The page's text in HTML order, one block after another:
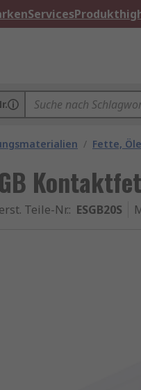
Services
/ Fette,
Teile-Nr.: ESGB20S